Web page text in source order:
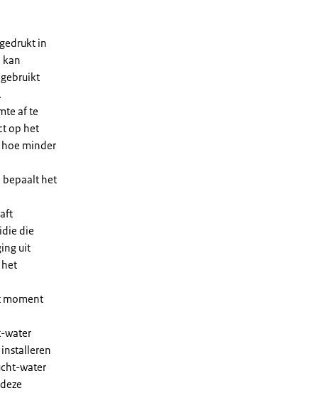
in
kan
af te
op het
hoe minder
bepaalt het
die
uit
moment
water
water